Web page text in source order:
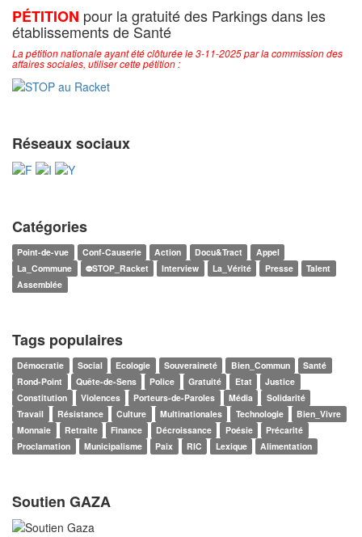
PÉTITION pour la gratuité des Parkings dans les
établissements de Santé
La pétition nationale ayant été clôturée le 3-11-2025 par la commission des
affaires sociales, utiliser cette pétition :
Réseaux sociaux
Catégories
Point-de-vue Conf-Causerie Action Docu&Tract
Appel
La_Commune
⛔STOP_Racket Interview La_Vérité Presse
Talent
Assemblée
Tags populaires
Démocratie Social Ecologie Souveraineté Bien_Commun
Santé
Rond-Point
Quête-de-Sens Police Gratuité Etat
Justice
Constitution
Violences Porteurs-de-Paroles Média
Solidarité
Travail
Résistance Culture Multinationales Technologie
Bien_Vivre
Monnaie
Retraite Finance Décroissance Poésie
Précarité
Proclamation
Municipalisme Paix RIC Lexique Alimentation
Soutien GAZA